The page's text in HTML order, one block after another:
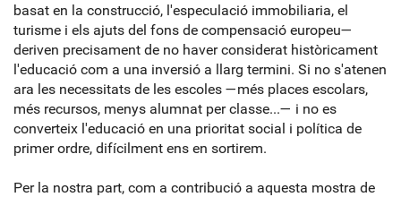
basat en la construcció, l'especulació immobiliaria, el
turisme i els ajuts del fons de compensació europeu—
deriven precisament de no haver considerat històricament
l'educació com a una inversió a llarg termini. Si no s'atenen
ara les necessitats de les escoles —més places escolars,
més recursos, menys alumnat per classe...— i no es
converteix l'educació en una prioritat social i política de
primer ordre, difícilment ens en sortirem.
Per la nostra part, com a contribució a aquesta mostra de